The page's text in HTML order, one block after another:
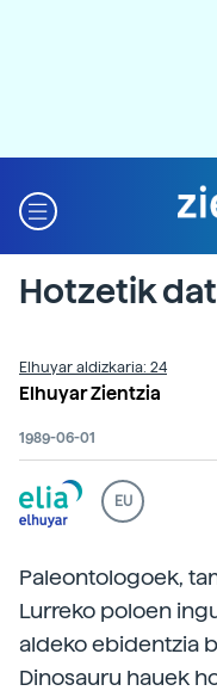
Hotzetik
Elhuyar aldizkaria: 24
Elhuyar Zientzia
1989-06-01
EU
Paleontologoek,
Lurreko poloen
aldeko ebidentzia
Dinosauru hauek